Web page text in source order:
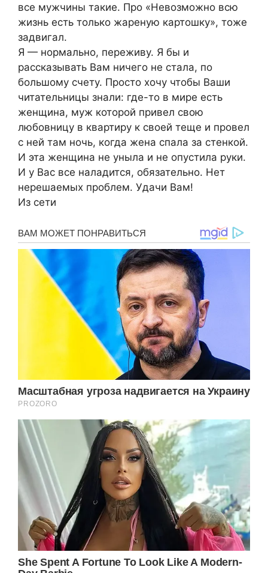
все мужчины такие. Про «Невозможно всю
жизнь есть только жареную картошку», тоже
задвигал.
Я — нормально, переживу. Я бы и
рассказывать Вам ничего не стала, по
большому счету. Просто хочу чтобы Ваши
читательницы знали: где-то в мире есть
женщина, муж которой привел свою
любовницу в квартиру к своей теще и провел
с ней там ночь, когда жена спала за стенкой.
И эта женщина не уныла и не опустила руки.
И у Вас все наладится, обязательно. Нет
нерешаемых проблем. Удачи Вам!
Из сети